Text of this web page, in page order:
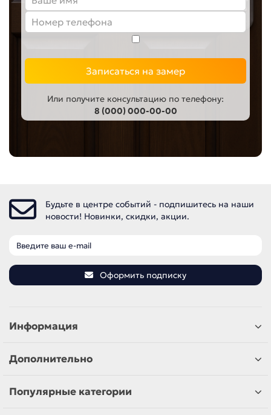
Записаться на замер
Или получите консультацию по телефону:
8 (000) 000-00-00
Будьте в центре событий - подпишитесь на наши
новости! Новинки, скидки, акции.
Оформить подписку
Информация
Дополнительно
Популярные категории